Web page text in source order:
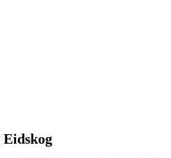
Eidskog